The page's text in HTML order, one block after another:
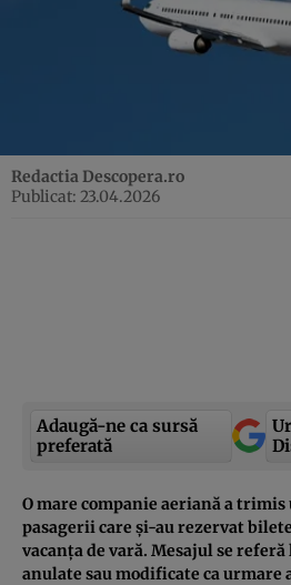
Redactia Descopera.ro
Publicat: 23.04.2026
Adaugă-ne ca sursă
preferată
O mare companie aeriană a
pasagerii care și-au rezervat
vacanța de vară. Mesajul se
anulate sau modificate ca